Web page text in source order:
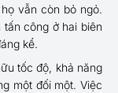
vẫn còn bỏ ngỏ.
công ở hai biên
kể.
tốc độ, khả năng
một đối một. Việc